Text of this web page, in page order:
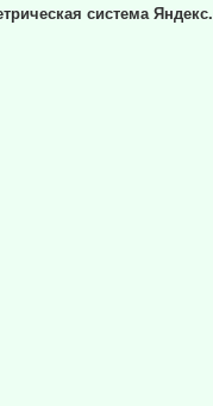
система Яндекс.